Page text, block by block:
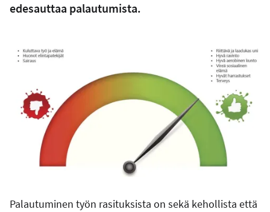
edesauttaa palautumista.
Palautuminen työn rasituksista on sekä kehollista että